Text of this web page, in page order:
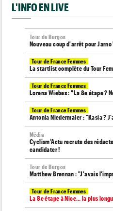
L'INFO EN LIVE
Tour de Burgos
Nouveau coup d'arrêt pour
Tour de France Femmes
La startlist complète du Tour
Tour de France Femmes
Lorena Wiebes : "La 8e étape ?
Tour de France Femmes
Antonia Niedermaier : "Kasia ?
Média
Cyclism’Actu recrute des
candidater !
Tour de Burgos
Matthew Brennan : "J'avais
Tour de France Femmes
La 8e étape à Nice… la plus